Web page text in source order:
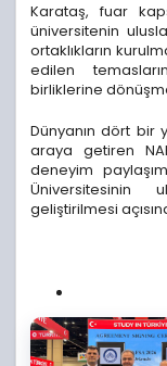
Karataş, fuar
üniversitenin
ortaklıkların
edilen
birliklerine
Dünyanın dört bir
araya getiren
deneyim
Üniversitesinin
geliştirilmesi